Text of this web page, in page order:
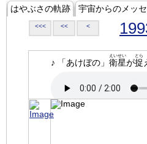
はやぶさの軌跡 宇宙からのメッ
<<< << <
♪ 「あけぼの」 衛星
えいせい
が捉
とら